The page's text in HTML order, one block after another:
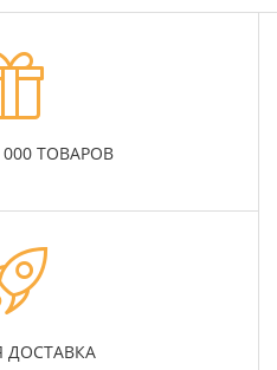
ТОВАРОВ
ДОСТАВКА